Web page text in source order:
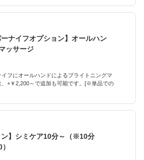
ーナイフオプション】オールハン
ッサージ
フにオールハンドによるブライトニングマ
、+￥2,200～で追加も可能です。[※単品での
ン】シミケア10分～（※10分